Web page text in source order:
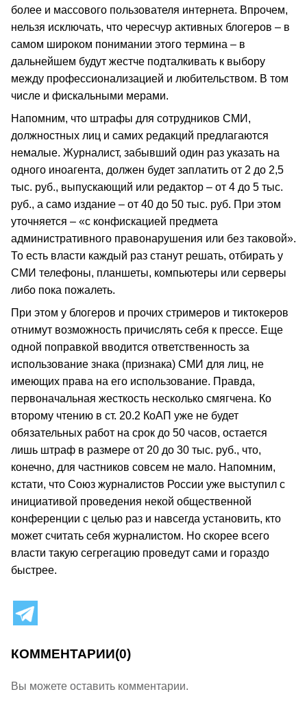
более и массового пользователя интернета. Впрочем,
нельзя исключать, что чересчур активных блогеров – в
самом широком понимании этого термина – в
дальнейшем будут жестче подталкивать к выбору
между профессионализацией и любительством. В том
числе и фискальными мерами.
Напомним, что штрафы для сотрудников СМИ,
должностных лиц и самих редакций предлагаются
немалые. Журналист, забывший один раз указать на
одного иноагента, должен будет заплатить от 2 до 2,5
тыс. руб., выпускающий или редактор – от 4 до 5 тыс.
руб., а само издание – от 40 до 50 тыс. руб. При этом
уточняется – «с конфискацией предмета
административного правонарушения или без таковой».
То есть власти каждый раз станут решать, отбирать у
СМИ телефоны, планшеты, компьютеры или серверы
либо пока пожалеть.
При этом у блогеров и прочих стримеров и тиктокеров
отнимут возможность причислять себя к прессе. Еще
одной поправкой вводится ответственность за
использование знака (признака) СМИ для лиц, не
имеющих права на его использование. Правда,
первоначальная жесткость несколько смягчена. Ко
второму чтению в ст. 20.2 КоАП уже не будет
обязательных работ на срок до 50 часов, остается
лишь штраф в размере от 20 до 30 тыс. руб., что,
конечно, для частников совсем не мало. Напомним,
кстати, что Союз журналистов России уже выступил с
инициативой проведения некой общественной
конференции с целью раз и навсегда установить, кто
может считать себя журналистом. Но скорее всего
власти такую сегрегацию проведут сами и гораздо
быстрее.
КОММЕНТАРИИ(0)
Вы можете оставить комментарии.